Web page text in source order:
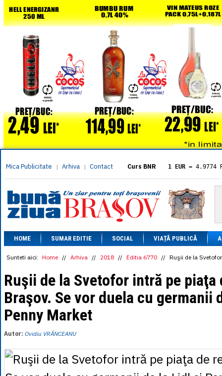
Mica Publicitate | Arhiva | Contact Curs BNR 1 EUR = 4.9774
= 5.8304
1 XAU= 464.4611
1 AED= 1.1933
1 AUD= 2.7957
1 BGN= 2.5449
1 CAD= 3.1559
1 CHF= 5.2813
1 CNY = 0.6015
= 0.6668
1 EGP
= 0.0860
= 1.2223
1 INR
= 0.0513
1 NZD = 2.6097
1 PLN= 1.1646
1 RSD = 0.0425
HOME SUMAR EDITIE SOCIAL VIAȚĂ PUBLICĂ
Sunteti aici: Home // Arhiva // 2018 // Editia 6770 // Ruşii de la
Ruşii de la Svetofor intră pe piaţa
Braşov. Se vor duela cu germanii
Penny Market
Autor: Ovidiu VRÂNCEANU